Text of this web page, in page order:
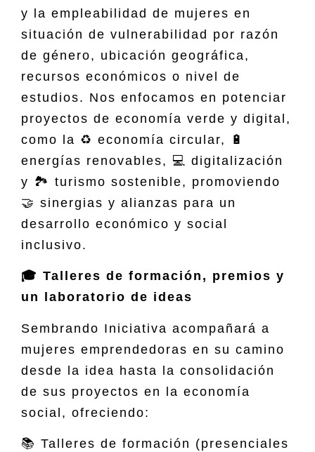
y la empleabilidad de mujeres en
situación de vulnerabilidad por razón
de género, ubicación geográfica,
recursos económicos o nivel de
estudios. Nos enfocamos en potenciar
proyectos de economía verde y digital,
como la ♻️ economía circular, 🔋
energías renovables, 💻 digitalización
y 🏞 turismo sostenible, promoviendo
🤝 sinergias y alianzas para un
desarrollo económico y social
inclusivo.
🎓 Talleres de formación, premios y
un laboratorio de ideas
Sembrando Iniciativa acompañará a
mujeres emprendedoras en su camino
desde la idea hasta la consolidación
de sus proyectos en la economía
social, ofreciendo:
📚 Talleres de formación (presenciales